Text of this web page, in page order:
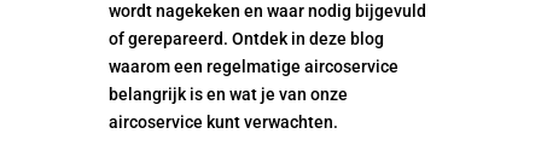
wordt nagekeken en waar nodig bijgevuld
of gerepareerd. Ontdek in deze blog
waarom een regelmatige aircoservice
belangrijk is en wat je van onze
aircoservice kunt verwachten.